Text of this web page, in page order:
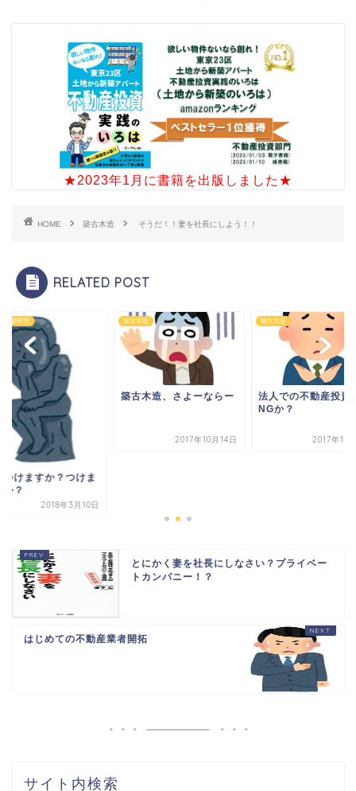
★2023年1月に書籍を出版しました★
HOME 築古木造 そうだ！！妻を社長にしよう！！
RELATED POST
投資研究
つけますか？つけま
か？
2018年3月10日
築古木造
築古木造、さよーならー
2017年10月14日
築古木造
法人での不動産投資
NGか？
2017年10
とにかく妻を社長にしなさい？プライベー
トカンパニー！？
はじめての不動産業者開拓
サイト内検索
HOME
書籍出版
問い合わせ